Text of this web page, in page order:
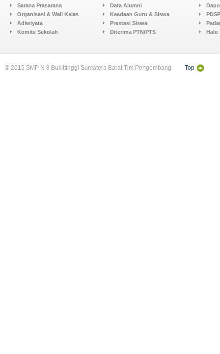
Sarana Prasarana
Organisasi & Wali Kelas
Adiwiyata
Komite Sekolah
Data Alumni
Keadaan Guru & Siswa
Prestasi Siswa
Diterima PTN/PTS
Halo
© 2015 SMP N 8 Bukittinggi Sumatera Barat Tim Pengembang Top